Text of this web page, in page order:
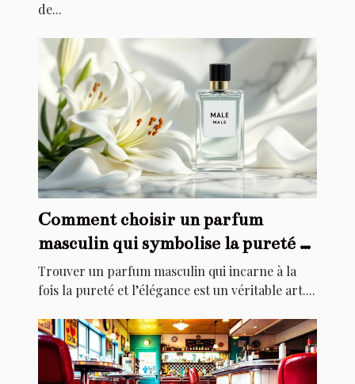
de...
Comment choisir un parfum
masculin qui symbolise la pureté et
l'élégance ?
Trouver un parfum masculin qui incarne à la
fois la pureté et l’élégance est un véritable art....